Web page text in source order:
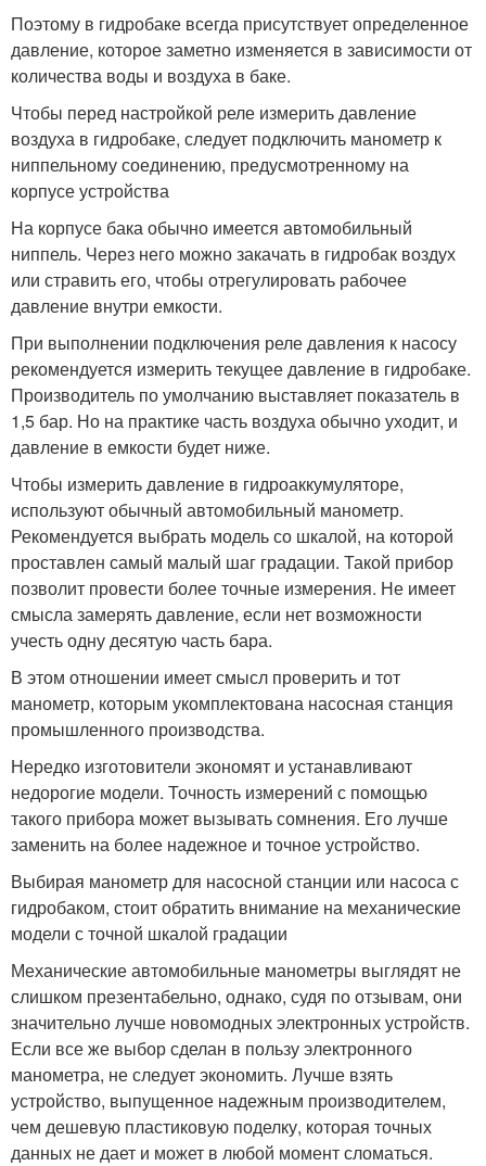
Поэтому в гидробаке всегда присутствует определенное
давление, которое заметно изменяется в зависимости от
количества воды и воздуха в баке.
Чтобы перед настройкой реле измерить давление
воздуха в гидробаке, следует подключить манометр к
ниппельному соединению, предусмотренному на
корпусе устройства
На корпусе бака обычно имеется автомобильный
ниппель. Через него можно закачать в гидробак воздух
или стравить его, чтобы отрегулировать рабочее
давление внутри емкости.
При выполнении подключения реле давления к насосу
рекомендуется измерить текущее давление в гидробаке.
Производитель по умолчанию выставляет показатель в
1,5 бар. Но на практике часть воздуха обычно уходит, и
давление в емкости будет ниже.
Чтобы измерить давление в гидроаккумуляторе,
используют обычный автомобильный манометр.
Рекомендуется выбрать модель со шкалой, на которой
проставлен самый малый шаг градации. Такой прибор
позволит провести более точные измерения. Не имеет
смысла замерять давление, если нет возможности
учесть одну десятую часть бара.
В этом отношении имеет смысл проверить и тот
манометр, которым укомплектована насосная станция
промышленного производства.
Нередко изготовители экономят и устанавливают
недорогие модели. Точность измерений с помощью
такого прибора может вызывать сомнения. Его лучше
заменить на более надежное и точное устройство.
Выбирая манометр для насосной станции или насоса с
гидробаком, стоит обратить внимание на механические
модели с точной шкалой градации
Механические автомобильные манометры выглядят не
слишком презентабельно, однако, судя по отзывам, они
значительно лучше новомодных электронных устройств.
Если все же выбор сделан в пользу электронного
манометра, не следует экономить. Лучше взять
устройство, выпущенное надежным производителем,
чем дешевую пластиковую поделку, которая точных
данных не дает и может в любой момент сломаться.